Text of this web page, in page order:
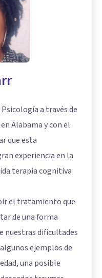
a través de
Alabama y con el
que esta
experiencia en la
terapia cognitiva
el tratamiento que
de una forma
nuestras dificultades
ejemplos de
una posible